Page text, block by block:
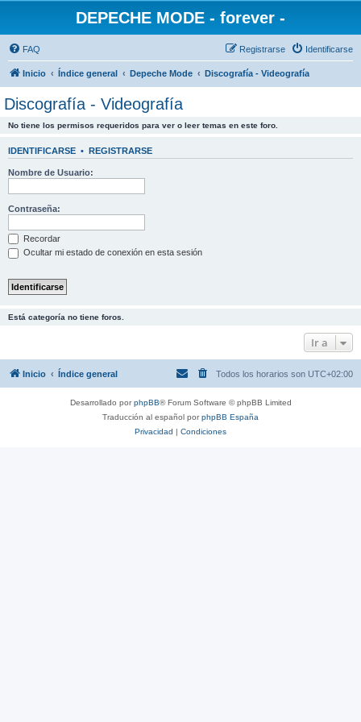
DEPECHE MODE - forever -
FAQ Identificarse
Registrarse
Inicio Índice general Depeche Mode Discografía - Videografía
Discografía - Videografía
No tiene los permisos requeridos para ver o leer temas en este foro.
IDENTIFICARSE • REGISTRARSE
Nombre de Usuario:
Contraseña:
Recordar
Ocultar mi estado de conexión en esta sesión
Está categoría no tiene foros.
Ir a
Inicio Índice general Todos los horarios son UTC+02:00
Desarrollado porphpBB® Forum Software © phpBB Limited
Traducción al español porphpBB España
Privacidad | Condiciones